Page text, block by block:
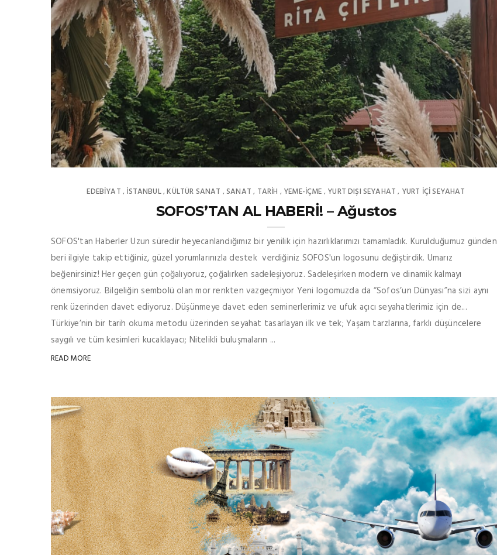
EDEBIYAT , İSTANBUL,KÜLTÜR SANAT ,SANAT , TARİH , YEME-İÇME , YURT DIŞI SEYAHAT , YURT İÇİ SEYAHAT
SOFOS’TAN AL HABERİ! – Ağustos
SOFOS'tan Haberler Uzun süredir heyecanlandığımız bir yenilik için hazırlıklarımızı tamamladık. Kurulduğumuz günden
beri ilgiyle takip ettiğiniz, güzel yorumlarınızla destek verdiğiniz SOFOS'un logosunu değiştirdik. Umarız
beğenirsiniz! Her geçen gün çoğalıyoruz, çoğalırken sadeleşiyoruz. Sadeleşirken modern ve dinamik kalmayı
önemsiyoruz. Bilgeliğin sembolü olan mor renkten vazgeçmiyor Yeni logomuzda da “Sofos’un Dünyası”na sizi aynı
renk üzerinden davet ediyoruz. Düşünmeye davet eden seminerlerimiz ve ufuk açıcı seyahatlerimiz için de...
Türkiye’nin bir tarih okuma metodu üzerinden seyahat tasarlayan ilk ve tek; Yaşam tarzlarına, farklı düşüncelere
saygılı ve tüm kesimleri kucaklayacı; Nitelikli buluşmaların ...
READ MORE